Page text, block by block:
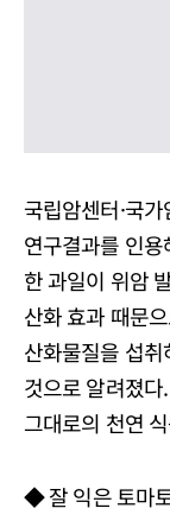
국립암센터·국
연구결과를 인
한 과일이 위암
산화 효과 때문
산화물질을 섭
것으로 알려졌
그대로의 천연
◆ 잘 익은 토마